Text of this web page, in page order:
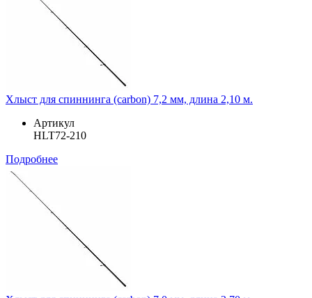
Хлыст для спиннинга (carbon) 7,2 мм, длина 2,10 м.
Артикул
HLT72-210
Подробнее